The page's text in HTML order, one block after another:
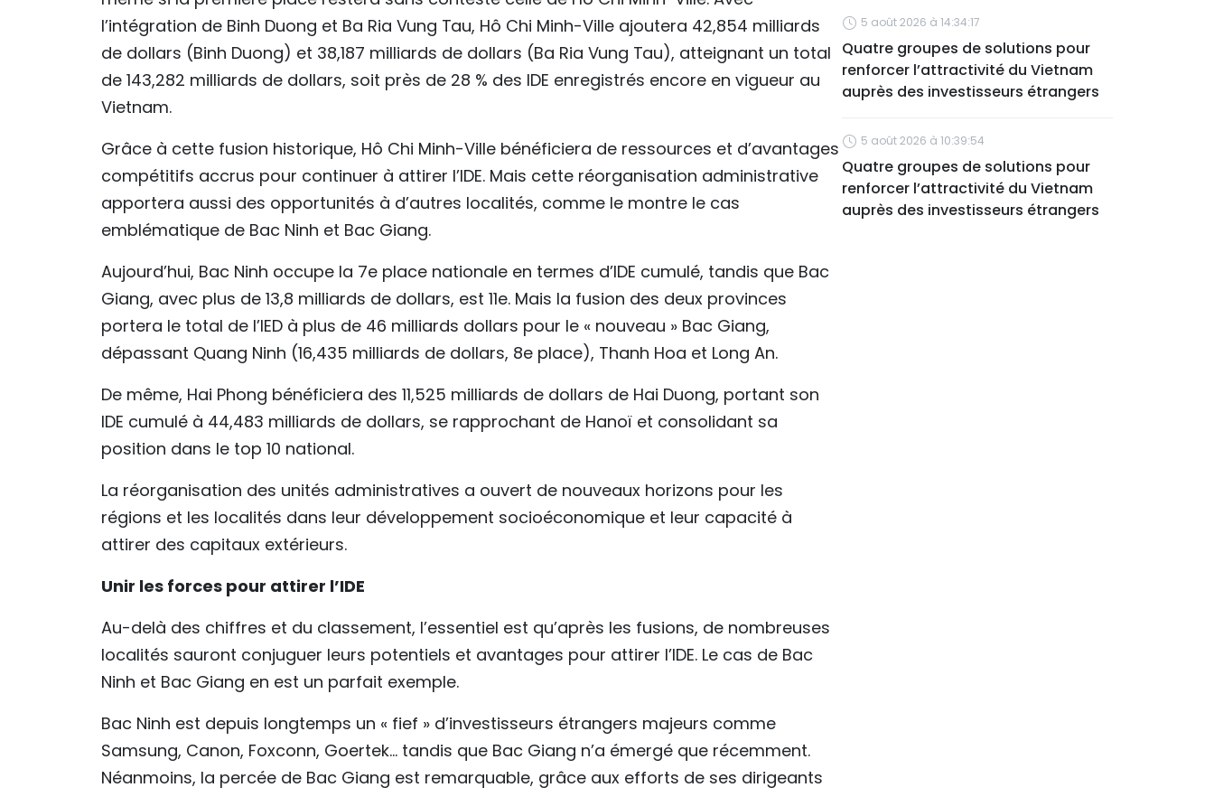
l’intégration de Binh Duong et Ba Ria Vung Tau, Hô Chi Minh-Ville ajoutera 42,854 milliards
de dollars (Binh Duong) et 38,187 milliards de dollars (Ba Ria Vung Tau), atteignant un total
de 143,282 milliards de dollars, soit près de 28 % des IDE enregistrés encore en vigueur au
Vietnam.
Grâce à cette fusion historique, Hô Chi Minh-Ville bénéficiera de ressources et d’avantages
compétitifs accrus pour continuer à attirer l’IDE. Mais cette réorganisation administrative
apportera aussi des opportunités à d’autres localités, comme le montre le cas
emblématique de Bac Ninh et Bac Giang.
Aujourd’hui, Bac Ninh occupe la 7e place nationale en termes d’IDE cumulé, tandis que Bac
Giang, avec plus de 13,8 milliards de dollars, est 11e. Mais la fusion des deux provinces
portera le total de l’IED à plus de 46 milliards dollars pour le « nouveau » Bac Giang,
dépassant Quang Ninh (16,435 milliards de dollars, 8e place), Thanh Hoa et Long An.
De même, Hai Phong bénéficiera des 11,525 milliards de dollars de Hai Duong, portant son
IDE cumulé à 44,483 milliards de dollars, se rapprochant de Hanoï et consolidant sa
position dans le top 10 national.
La réorganisation des unités administratives a ouvert de nouveaux horizons pour les
régions et les localités dans leur développement socioéconomique et leur capacité à
attirer des capitaux extérieurs.
Unir les forces pour attirer l’IDE
Au-delà des chiffres et du classement, l’essentiel est qu’après les fusions, de nombreuses
localités sauront conjuguer leurs potentiels et avantages pour attirer l’IDE. Le cas de Bac
Ninh et Bac Giang en est un parfait exemple.
Bac Ninh est depuis longtemps un « fief » d’investisseurs étrangers majeurs comme
Samsung, Canon, Foxconn, Goertek… tandis que Bac Giang n’a émergé que récemment.
Néanmoins, la percée de Bac Giang est remarquable, grâce aux efforts de ses dirigeants
5 août 2026 à 14:34:17
Quatre groupes de solutions pour
renforcer l’attractivité du Vietnam
auprès des investisseurs étrangers
5 août 2026 à 10:39:54
Quatre groupes de solutions pour
renforcer l’attractivité du Vietnam
auprès des investisseurs étrangers